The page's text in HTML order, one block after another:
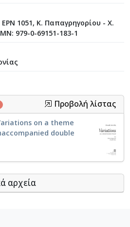
ΕΡΝ 1051, Κ. Παπαγρηγορίου - Χ.
979-0-69151-183-1
Προβολή λίστας
on a theme
double
αρχεία